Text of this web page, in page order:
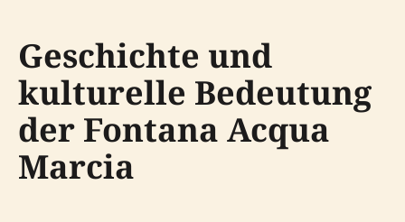
Geschichte und
kulturelle Bedeutung
der Fontana Acqua
Marcia